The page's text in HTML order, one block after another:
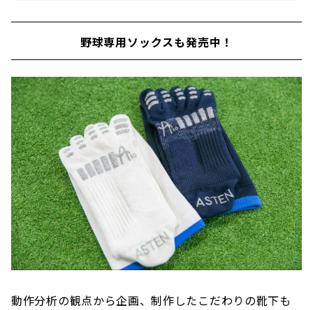
野球専用ソックスも発売中！
動作分析の観点から企画、制作したこだわりの靴下も